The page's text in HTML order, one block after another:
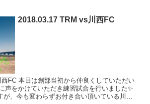
2018.03.17 TRM vs川西FC
FC 本日は創部当初から仲良くしていただい
声をかけていただき練習試合を行いました✨
、今も変わらずお付き合い頂いている川西